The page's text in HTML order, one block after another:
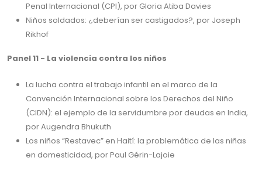
Penal Internacional (CPI), por Gloria Atiba Davies
Niños soldados: ¿deberían ser castigados?, por Joseph
Rikhof
Panel 11 - La violencia contra los niños
La lucha contra el trabajo infantil en el marco de la
Convención Internacional sobre los Derechos del Niño
(CIDN): el ejemplo de la servidumbre por deudas en India,
por Augendra Bhukuth
Los niños “Restavec” en Haití: la problemática de las niñas
en domesticidad, por Paul Gérin-Lajoie